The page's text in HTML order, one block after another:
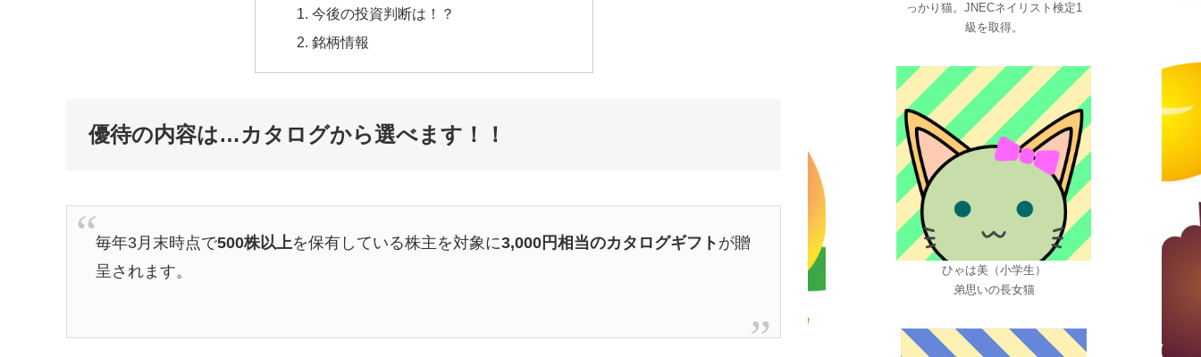
今後の投資判断は！？
銘柄情報
優待の内容は…カタログから選べます！！
毎年3月末時点で500株以上を保有している株主を対象に3,000円相当のカタログギフト が贈
呈されます。
っかり猫。JNECネイリスト検定1
級を取得。
ひゃは美（小学生）
弟思いの長女猫